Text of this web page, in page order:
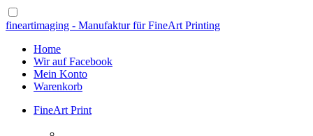
fineartimaging - Manufaktur für FineArt Printing
Home
Wir auf Facebook
Mein Konto
Warenkorb
FineArt Print